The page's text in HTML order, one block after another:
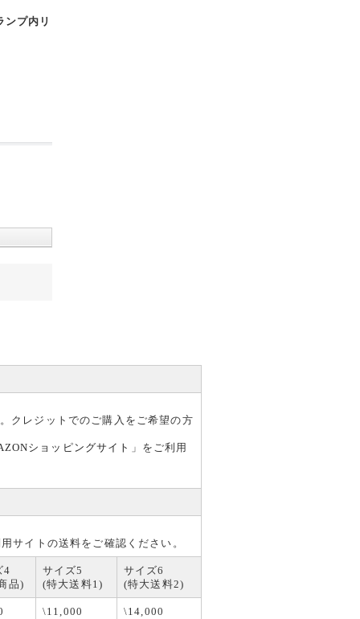
プ内リ
クレジットでのご購入をご希望の方
ショッピングサイト
」をご利用
サイトの送料をご確認ください。
4
品)
サイズ5
(特大送料1)
サイズ6
(特大送料2)
\11,000 \14,000